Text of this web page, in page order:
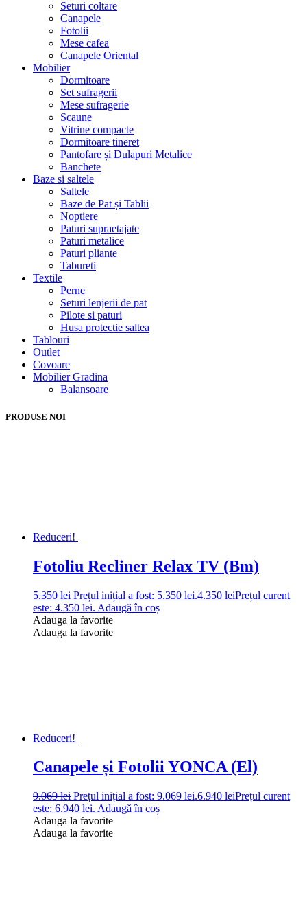
Seturi coltare
Canapele
Fotolii
Mese cafea
Canapele Oriental
Mobilier
Dormitoare
Set sufragerii
Mese sufragerie
Scaune
Vitrine compacte
Dormitoare tineret
Pantofare și Dulapuri Metalice
Banchete
Baze si saltele
Saltele
Baze de Pat și Tablii
Noptiere
Paturi supraetajate
Paturi metalice
Paturi pliante
Tabureti
Textile
Perne
Seturi lenjerii de pat
Pilote si paturi
Husa protectie saltea
Tablouri
Outlet
Covoare
Mobilier Gradina
Balansoare
PRODUSE NOI
Reduceri!
Fotoliu Recliner Relax TV (Bm)
5.350lei Prețul inițial a fost: 5.350 lei.4.350 leiPrețul curent
este: 4.350 lei. Adaugă în coș
Adauga la favorite
Adauga la favorite
Reduceri!
Canapele și Fotolii YONCA (El)
9.069lei Prețul inițial a fost: 9.069 lei.6.940 leiPrețul curent
este: 6.940 lei. Adaugă în coș
Adauga la favorite
Adauga la favorite